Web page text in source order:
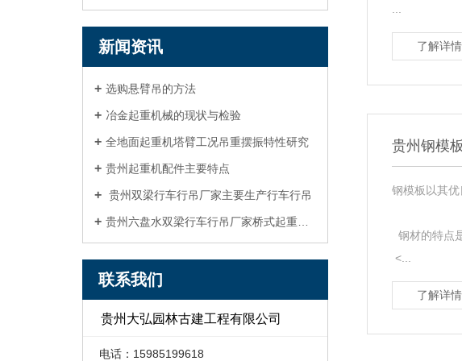
新闻资讯
选购悬臂吊的方法
冶金起重机械的现状与检验
全地面起重机塔臂工况吊重摆振特性研究
贵州起重机配件主要特点
贵州双梁行车行吊厂家主要生产行车行吊
贵州六盘水双梁行车行吊厂家桥式起重机四大优势
联系我们
贵州大弘园林古建工程有限公司
电话：15985199618
了解详
贵州钢模
钢模板以其优
钢材的特点
<...
了解详